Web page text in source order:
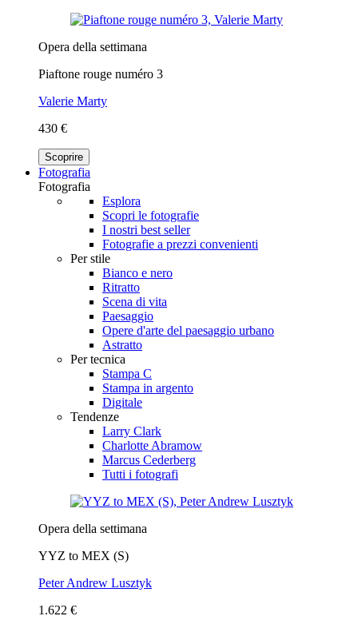
Opera della settimana
Piaftone rouge numéro 3
Valerie Marty
430 €
Scoprire
Fotografia
Fotografia
Esplora
Scopri le fotografie
I nostri best seller
Fotografie a prezzi convenienti
Per stile
Bianco e nero
Ritratto
Scena di vita
Paesaggio
Opere d'arte del paesaggio urbano
Astratto
Per tecnica
Stampa C
Stampa in argento
Digitale
Tendenze
Larry Clark
Charlotte Abramow
Marcus Cederberg
Tutti i fotografi
Opera della settimana
YYZ to MEX (S)
Peter Andrew Lusztyk
1.622 €